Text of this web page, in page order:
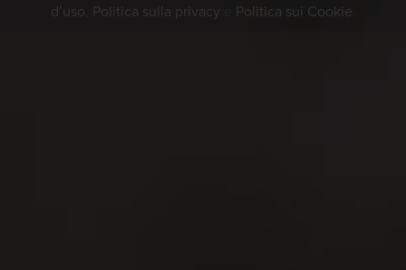
d’uso Politica sulla privacy Politica sui Cookie